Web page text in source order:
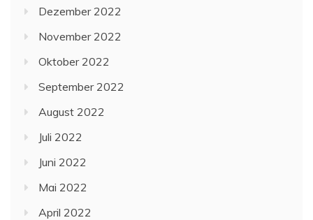
Dezember 2022
November 2022
Oktober 2022
September 2022
August 2022
Juli 2022
Juni 2022
Mai 2022
April 2022